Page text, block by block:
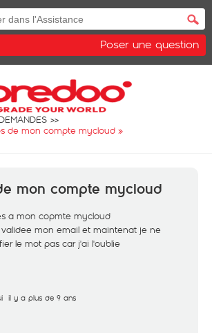
Poser une question
de mon compte mycloud »
mon compte mycloud
a mon copmte mycloud
mon email et maintenat je ne
le mot pas car j'ai l'oublie
il y a plus de 9 ans